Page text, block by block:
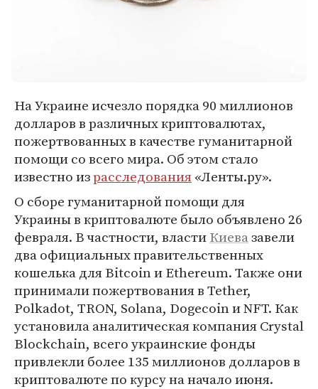
На Украине исчезло порядка 90 миллионов
долларов в различных криптовалютах,
пожертвованных в качестве гуманитарной
помощи со всего мира. Об этом стало
известно израсследования«Ленты.ру».
О сборе гуманитарной помощи для
Украины в криптовалюте было объявлено 26
февраля. В частности, властиКиевазавели
два официальных правительственных
кошелька для Bitcoin и Ethereum. Также они
принимали пожертвования в Tether,
Polkadot, TRON, Solana, Dogecoin и NFT. Как
установила аналитическая компания Crystal
Blockchain, всего украинские фонды
привлекли более 135 миллионов долларов в
криптовалюте по курсу на начало июня.